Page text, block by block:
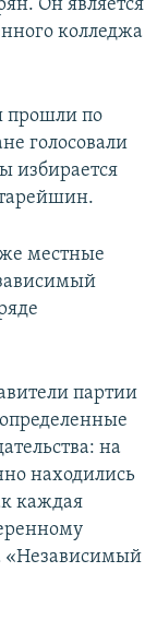
Он является
колледжа
прошли по
голосовали
избирается
местные
партии
на
находились
каждая
«Независимый